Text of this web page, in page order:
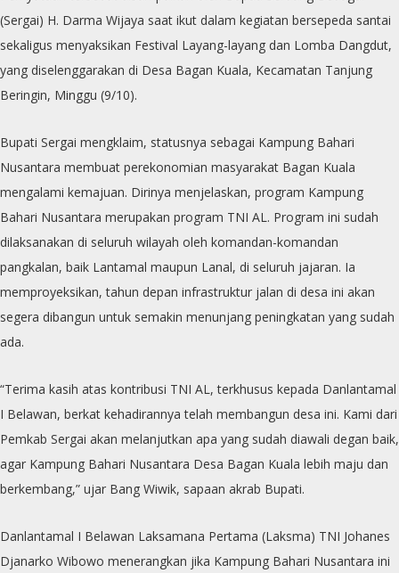
(Sergai) H. Darma Wijaya saat ikut dalam kegiatan bersepeda santai
sekaligus menyaksikan Festival Layang-layang dan Lomba Dangdut,
yang diselenggarakan di Desa Bagan Kuala, Kecamatan Tanjung
Beringin, Minggu (9/10).
Bupati Sergai mengklaim, statusnya sebagai Kampung Bahari
Nusantara membuat perekonomian masyarakat Bagan Kuala
mengalami kemajuan. Dirinya menjelaskan, program Kampung
Bahari Nusantara merupakan program TNI AL. Program ini sudah
dilaksanakan di seluruh wilayah oleh komandan-komandan
pangkalan, baik Lantamal maupun Lanal, di seluruh jajaran. Ia
memproyeksikan, tahun depan infrastruktur jalan di desa ini akan
segera dibangun untuk semakin menunjang peningkatan yang sudah
ada.
“Terima kasih atas kontribusi TNI AL, terkhusus kepada Danlantamal
I Belawan, berkat kehadirannya telah membangun desa ini. Kami dari
Pemkab Sergai akan melanjutkan apa yang sudah diawali degan baik,
agar Kampung Bahari Nusantara Desa Bagan Kuala lebih maju dan
berkembang,” ujar Bang Wiwik, sapaan akrab Bupati.
Danlantamal I Belawan Laksamana Pertama (Laksma) TNI Johanes
Djanarko Wibowo menerangkan jika Kampung Bahari Nusantara ini